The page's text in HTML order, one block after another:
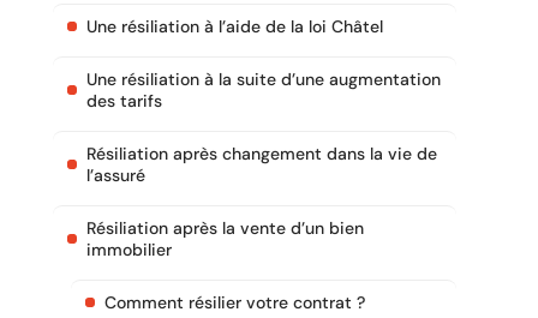
Une résiliation à l’aide de la loi Châtel
Une résiliation à la suite d’une augmentation
des tarifs
Résiliation après changement dans la vie de
l’assuré
Résiliation après la vente d’un bien
immobilier
Comment résilier votre contrat ?